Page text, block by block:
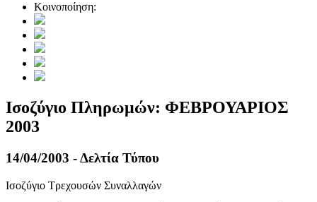
Κοινοποίηση:
Ισοζύγιο Πληρωμών: ΦΕΒΡΟΥΑΡΙΟΣ
2003
14/04/2003 - Δελτία Τύπου
Ισοζύγιο Τρεχουσών Συναλλαγών